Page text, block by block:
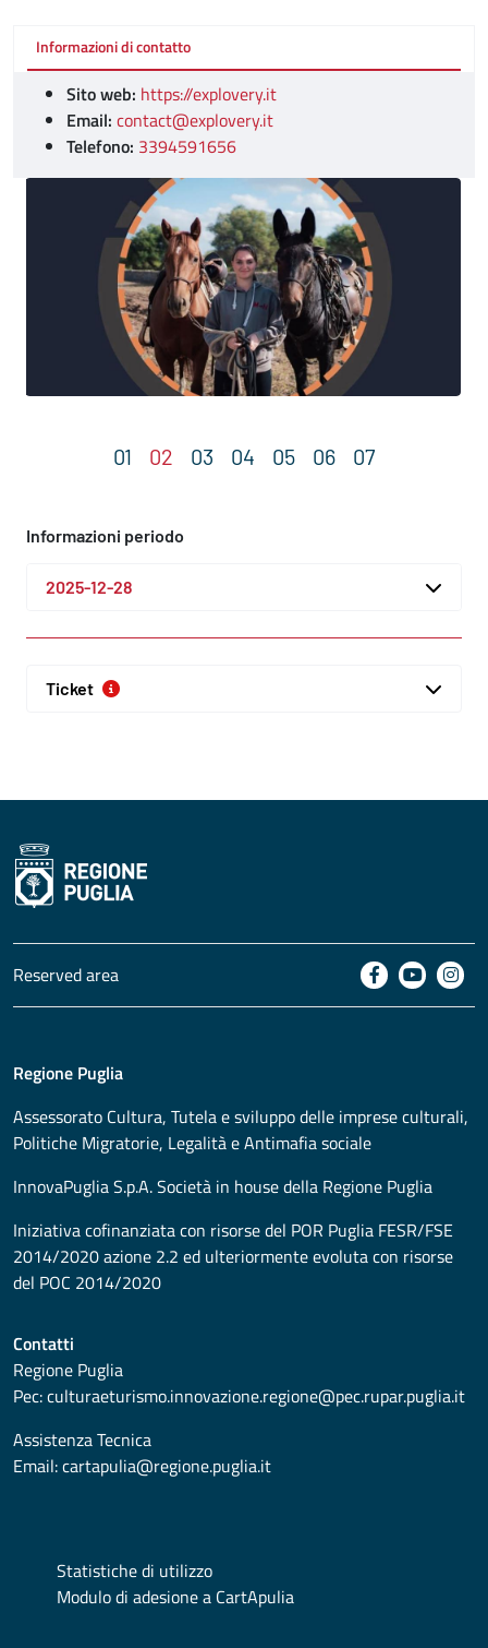
Informazioni di contatto
Sito web: https://explovery.it
Email: contact@explovery.it
Telefono: 3394591656
Informazioni periodo
2025-12-28
Ticket
Reserved area
Regione Puglia
Assessorato Cultura, Tutela e sviluppo delle imprese culturali,
Politiche Migratorie, Legalità e Antimafia sociale
InnovaPuglia S.p.A. Società in house della Regione Puglia
Iniziativa cofinanziata con risorse del POR Puglia FESR/FSE
2014/2020 azione 2.2 ed ulteriormente evoluta con risorse
del POC 2014/2020
Contatti
Regione Puglia
Pec:culturaeturismo.innovazione.regione@pec.rupar.puglia.it
Assistenza Tecnica
Email:cartapulia@regione.puglia.it
Statistiche di utilizzo
Modulo di adesione a CartApulia